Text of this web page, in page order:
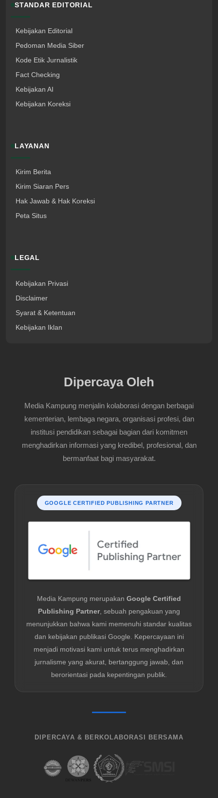
STANDAR EDITORIAL
Kebijakan Editorial
Pedoman Media Siber
Kode Etik Jurnalistik
Fact Checking
Kebijakan AI
Kebijakan Koreksi
LAYANAN
Kirim Berita
Kirim Siaran Pers
Hak Jawab & Hak Koreksi
Peta Situs
LEGAL
Kebijakan Privasi
Disclaimer
Syarat & Ketentuan
Kebijakan Iklan
Dipercaya Oleh
Media Kampung menjalin kolaborasi dengan berbagai
kementerian, lembaga negara, organisasi profesi, dan
institusi pendidikan sebagai bagian dari komitmen
menghadirkan informasi yang kredibel, profesional, dan
bermanfaat bagi masyarakat.
GOOGLE CERTIFIED PUBLISHING PARTNER
Media Kampung merupakan Google Certified
Publishing Partner, sebuah pengakuan yang
menunjukkan bahwa kami memenuhi standar kualitas
dan kebijakan publikasi Google. Kepercayaan ini
menjadi motivasi kami untuk terus menghadirkan
jurnalisme yang akurat, bertanggung jawab, dan
berorientasi pada kepentingan publik.
DIPERCAYA & BERKOLABORASI BERSAMA